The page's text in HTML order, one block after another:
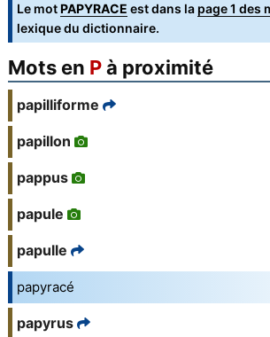
Le motPAPYRACE est dans la page 1 des
lexique du dictionnaire.
Mots en Pà proximité
papilliforme
papillon
pappus
papule
papulle
papyracé
papyrus